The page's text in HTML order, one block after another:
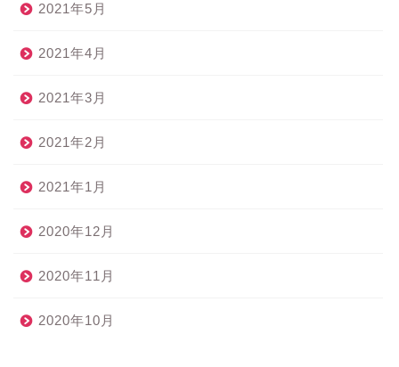
2021年5月
2021年4月
2021年3月
2021年2月
2021年1月
2020年12月
2020年11月
2020年10月